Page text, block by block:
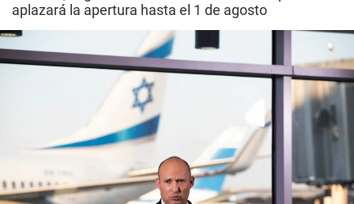
aplazará la apertura hasta el 1 de agosto